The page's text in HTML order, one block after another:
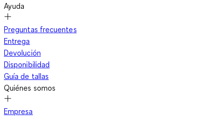
Ayuda
Preguntas frecuentes
Entrega
Devolución
Disponibilidad
Guía de tallas
Quiénes somos
Empresa